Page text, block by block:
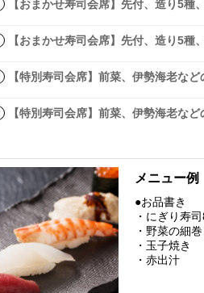
【おまかせ寿司会席】先付、造り5種
【おまかせ寿司会席】先付、造り5種
【特別寿司会席】前菜、伊勢海老な
【特別寿司会席】前菜、伊勢海老な
メニュー例
●お品書き
・にぎり寿
・野菜の細
・玉子焼き
・赤出汁